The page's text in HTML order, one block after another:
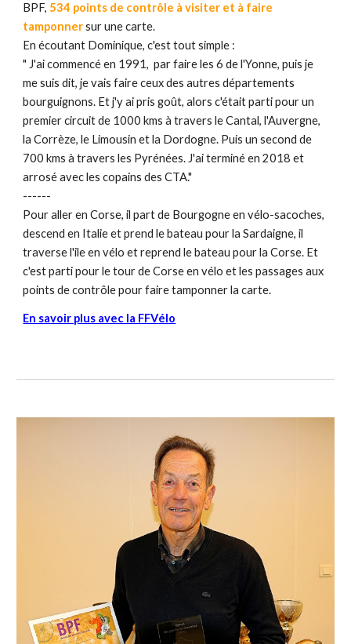
BPF, 534 points de contrôle à visiter et à faire
tamponnersur une carte.
En écoutant Dominique, c'est tout simple :
" J'ai commencé en 1991, par faire les 6 de l'Yonne, puis je
me suis dit, je vais faire ceux des autres départements
bourguignons. Et j'y ai pris goût, alors c'était parti pour un
premier circuit de 1000 kms à travers le Cantal, l'Auvergne,
la Corrèze, le Limousin et la Dordogne. Puis un second de
700 kms à travers les Pyrénées. J'ai terminé en 2018 et
arrosé avec les copains des CTA."
------
Pour aller en Corse, il part de Bourgogne en vélo-sacoches,
descend en Italie et prend le bateau pour la Sardaigne, il
traverse l'ile en vélo et reprend le bateau pour la Corse. Et
c'est parti pour le tour de Corse en vélo et les passages aux
points de contrôle pour faire tamponner la carte.
En savoir plus avec la FFVélo